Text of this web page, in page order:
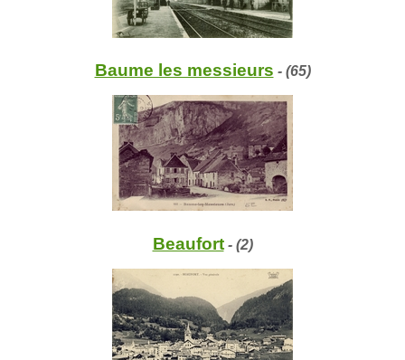
Baume les messieurs - (65)
Beaufort- (2)